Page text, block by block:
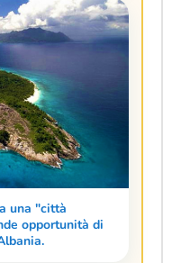
una "città
opportunità di